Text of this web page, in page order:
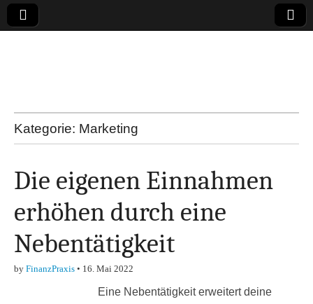
den Themen
Finanzen,
Marketing-, Vertrieb-
& Investment-Tipps
Kategorie: Marketing
Die eigenen Einnahmen
erhöhen durch eine
Nebentätigkeit
by FinanzPraxis • 16. Mai 2022
Eine Nebentätigkeit erweitert deine